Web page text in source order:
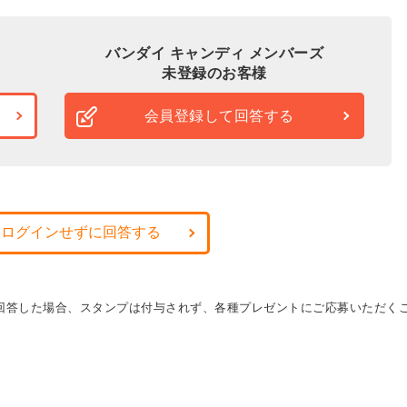
バンダイ キャンディ メンバーズ
未登録のお客様
会員登録して回答する
グインせずに回答する
した場合、スタンプは付与されず、各種プレゼントにご応募いただく